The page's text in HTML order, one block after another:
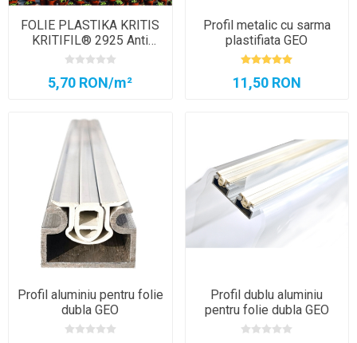
FOLIE PLASTIKA KRITIS
KRITIFIL® 2925 Anti
Picurare
5,70 RON/m²
Profil metalic cu sarma
plastifiata GEO
11,50 RON
Profil aluminiu pentru folie
dubla GEO
Profil dublu aluminiu
pentru folie dubla GEO